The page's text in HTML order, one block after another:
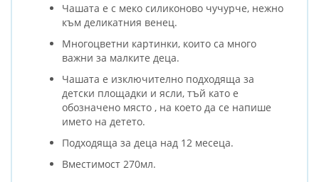
Чашата е с меко силиконово чучурче, нежно
към деликатния венец.
Многоцветни картинки, които са много
важни за малките деца.
Чашата е изключително подходяща за
детски площадки и ясли, тъй като е
обозначено място , на което да се напише
името на детето.
Подходяща за деца над 12 месеца.
Вместимост 270мл.